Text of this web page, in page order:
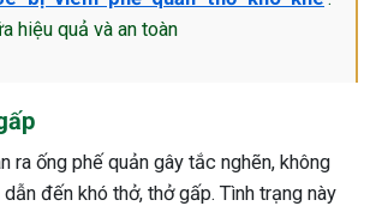
hiệu quả và an toàn
ra ống phế quản gây tắc nghẽn, không
đến khó thở, thở gấp. Tình trạng này